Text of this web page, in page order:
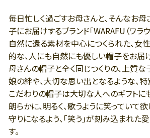
毎日忙しく過ごすお母さんと、そんなお
子にお届けするブランド「WARAFU（ワラウ
自然に還る素材を中心につくられた、女
的な、人にも自然にも優しい帽子をお届
母さんの帽子と全く同じつくりの、上質
娘の絆や、大切な思い出となるような、
こだわりの帽子は大切な人へのギフトに
朗らかに、明るく、歌うように笑っていて
守りになるよう、「笑う」が刻み込まれた
す。